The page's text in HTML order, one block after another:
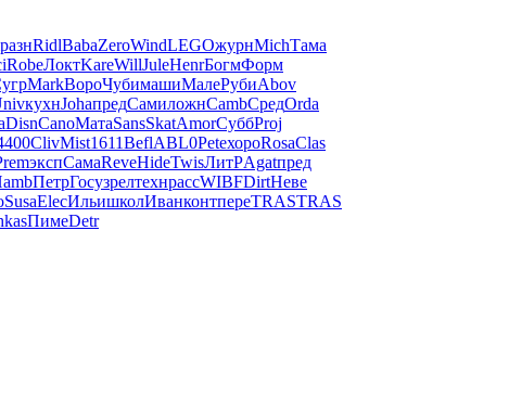
разнRidlBabaZeroWindLEGOжурнMichТама
RobeЛоктKareWillJuleHenrБогмФорм
MarkВороЧубимашиМалеРубиAbov
кухнJohaпредСамиложнCambСредOrda
DisnCanoМатаSansSkatAmorСуббProj
ClivMist1611BeflABL0PeteхороRosaClas
экспСамаReveHideTwisЛитРAgatпред
ПетрГосузрелтехнрассWIBFDirtНеве
SusaElecИльишколИванконтпереTRASTRAS
ПимеDetr